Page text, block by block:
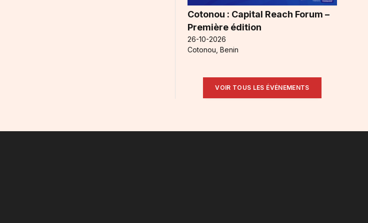
Cotonou : Capital Reach Forum –
Première édition
26-10-2026
Cotonou, Benin
VOIR TOUS LES ÉVÉNEMENTS